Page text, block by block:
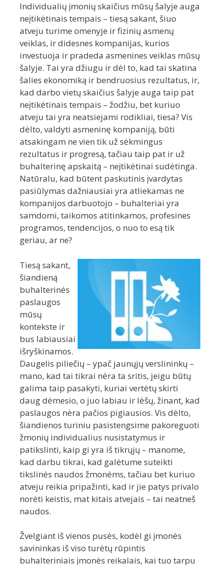
Individualių įmonių skaičius mūsų šalyje auga
neįtikėtinais tempais – tiesą sakant, šiuo
atveju turime omenyje ir fizinių asmenų
veiklas, ir didesnes kompanijas, kurios
investuoja ir pradeda asmenines veiklas mūsų
šalyje. Tai yra džiugu ir dėl to, kad tai skatina
šalies ekonomiką ir bendruosius rezultatus, ir,
kad darbo vietų skaičius šalyje auga taip pat
neįtikėtinais tempais – žodžiu, bet kuriuo
atveju tai yra neatsiejami rodikliai, tiesa? Vis
dėlto, valdyti asmeninę kompaniją, būti
atsakingam ne vien tik už sėkmingus
rezultatus ir progresą, tačiau taip pat ir už
buhalterinę apskaitą – neįtikėtinai sudėtinga.
Natūralu, kad būtent paskutinis įvardytas
pasiūlymas dažniausiai yra atliekamas ne
kompanijos darbuotojo – buhalteriai yra
samdomi, taikomos atitinkamos, profesines
programos, tendencijos, o nuo to esą tik
geriau, ar ne?
Tiesą sakant,
šiandieną
buhalterinės
paslaugos
mūsų
kontekste ir
bus labiausiai
išryškinamos.
Daugelis piliečių – ypač jaunųjų verslininkų –
mano, kad tai tikrai nėra ta sritis, jeigu būtų
galima taip pasakyti, kuriai vertėtų skirti
daug dėmesio, o juo labiau ir lėšų, žinant, kad
paslaugos nėra pačios pigiausios. Vis dėlto,
šiandienos turiniu pasistengsime pakoreguoti
žmonių individualius nusistatymus ir
patikslinti, kaip gi yra iš tikrųjų – manome,
kad darbu tikrai, kad galėtume suteikti
tikslinės naudos žmonėms, tačiau bet kuriuo
atveju reikia pripažinti, kad ir jie patys privalo
norėti keistis, mat kitais atvejais – tai neatneš
naudos.
Žvelgiant iš vienos pusės, kodėl gi įmonės
savininkas iš viso turėtų rūpintis
buhalteriniais įmonės reikalais, kai tuo tarpu